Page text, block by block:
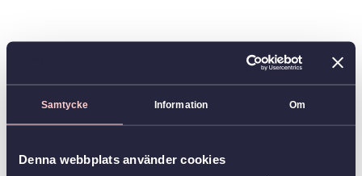
Samtycke Information Om
Denna webbplats använder cookies